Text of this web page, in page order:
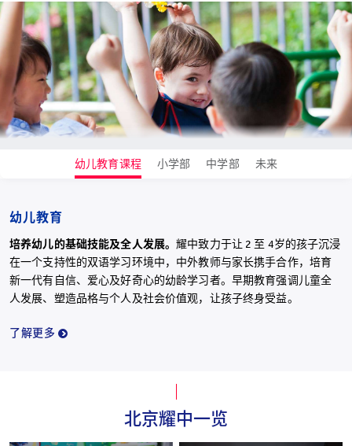
幼儿教育课程 小学部 中学部 未来
幼儿教育
培养幼儿的基础技能及全人发展。耀中致力于让 2 至 4岁的孩子沉浸
在一个支持性的双语学习环境中，中外教师与家长携手合作，培育
新一代有自信、爱心及好奇心的幼龄学习者。早期教育强调儿童全
人发展、塑造品格与个人及社会价值观，让孩子终身受益。
了解更多
北京耀中一览